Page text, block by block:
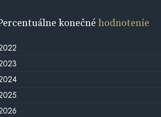
konečnéhodnotenie